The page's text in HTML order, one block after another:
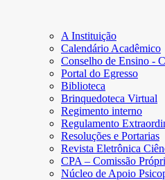
A Instituição
Calendário Acadêmico
Conselho de Ensino -
Portal do Egresso
Biblioteca
Brinquedoteca Virtual
Regimento interno
Regulamento
Resoluções e Portarias
Revista Eletrônica
CPA – Comissão
Núcleo de Apoio